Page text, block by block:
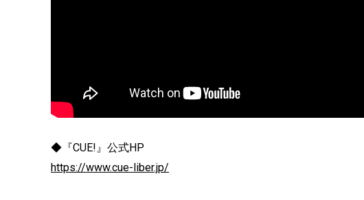
◆『CUE!』公式HP
https://www.cue-liber.jp/